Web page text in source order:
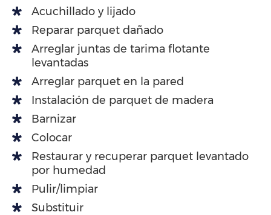
Acuchillado y lijado
Reparar parquet dañado
Arreglar juntas de tarima flotante
levantadas
Arreglar parquet en la pared
Instalación de parquet de madera
Barnizar
Colocar
Restaurar y recuperar parquet levantado
por humedad
Pulir/limpiar
Substituir